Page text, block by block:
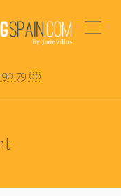
90 79 66